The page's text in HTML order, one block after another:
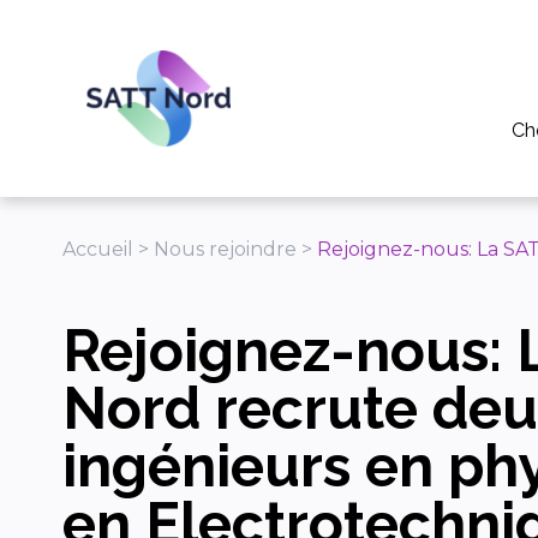
Accueil > Nous rejoindre > Rejoignez-nous: La
Rejoignez-nous:
Nord recrute
ingénieurs en
en